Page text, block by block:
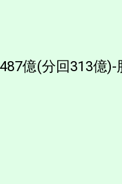
億(分回313億)-